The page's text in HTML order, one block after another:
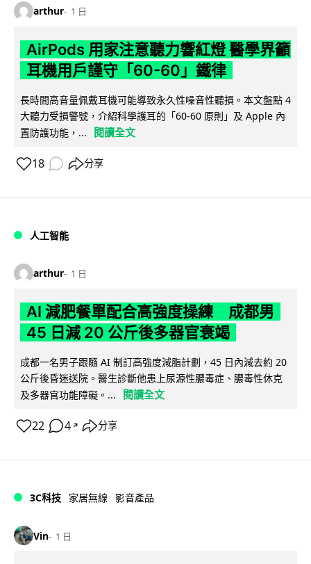
arthur 1 日
AirPods 用家注意聽力響紅燈 醫學界籲
耳機用戶謹守「60-60」鐵律
長時間高音量佩戴耳機可能導致永久性噪音性聽損。本文盤點 4
大聽力受損警號，介紹科學護耳的「60-60 原則」及 Apple 內
置防護功能，...
閱讀全文
18 分享
人工智能
arthur 1 日
AI 減肥餐單配合高強度操練 成都男
45 日減 20 公斤後多器官衰竭
成都一名男子跟隨 AI 制訂高強度減脂計劃，45 日內減去約 20
公斤後昏迷送院。醫生診斷他患上尿源性膿毒症、膿毒性休克
及多器官功能障礙。...
閱讀全文
22 4 ↗ 分享
3C科技 家居無線 影音產品
Vin 1 日